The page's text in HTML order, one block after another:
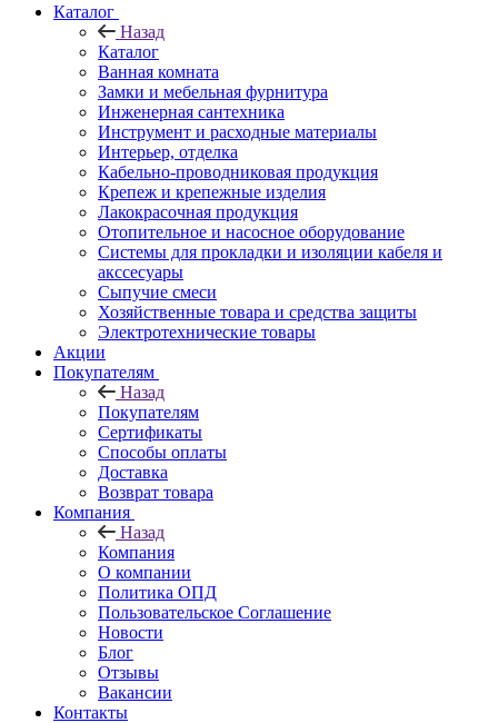
Каталог
Назад
Каталог
Ванная комната
Замки и мебельная фурнитура
Инженерная сантехника
Инструмент и расходные материалы
Интерьер, отделка
Кабельно-проводниковая продукция
Крепеж и крепежные изделия
Лакокрасочная продукция
Отопительное и насосное оборудование
Системы для прокладки и изоляции кабеля и
акссесуары
Сыпучие смеси
Хозяйственные товара и средства защиты
Электротехнические товары
Акции
Покупателям
Назад
Покупателям
Сертификаты
Способы оплаты
Доставка
Возврат товара
Компания
Назад
Компания
О компании
Политика ОПД
Пользовательское Соглашение
Новости
Блог
Отзывы
Вакансии
Контакты